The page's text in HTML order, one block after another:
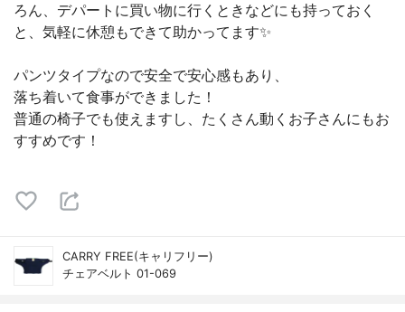
ろん、デパートに買い物に行くときなどにも持っておく
と、気軽に休憩もできて助かってます✨
パンツタイプなので安全で安心感もあり、
落ち着いて食事ができました！
普通の椅子でも使えますし、たくさん動くお子さんにもお
すすめです！
CARRY FREE(キャリフリー)
チェアベルト 01-069